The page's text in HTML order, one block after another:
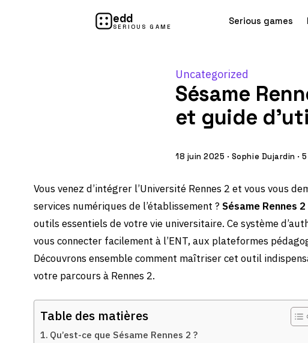
edd
SERIOUS GAME
Serious games
Uncategorized
Sésame
et guide
18 juin 2025 · Sophie Dujardin ·
Vous venez d’intégrer l’Université Rennes 2 et vous vous
services numériques de l’établissement ? Sésame Rennes 2
outils essentiels de votre vie universitaire. Ce système
vous connecter facilement à l’ENT, aux plateformes
Découvrons ensemble comment maîtriser cet outil
votre parcours à Rennes 2.
Table des matières
Qu’est-ce que Sésame Rennes 2 ?